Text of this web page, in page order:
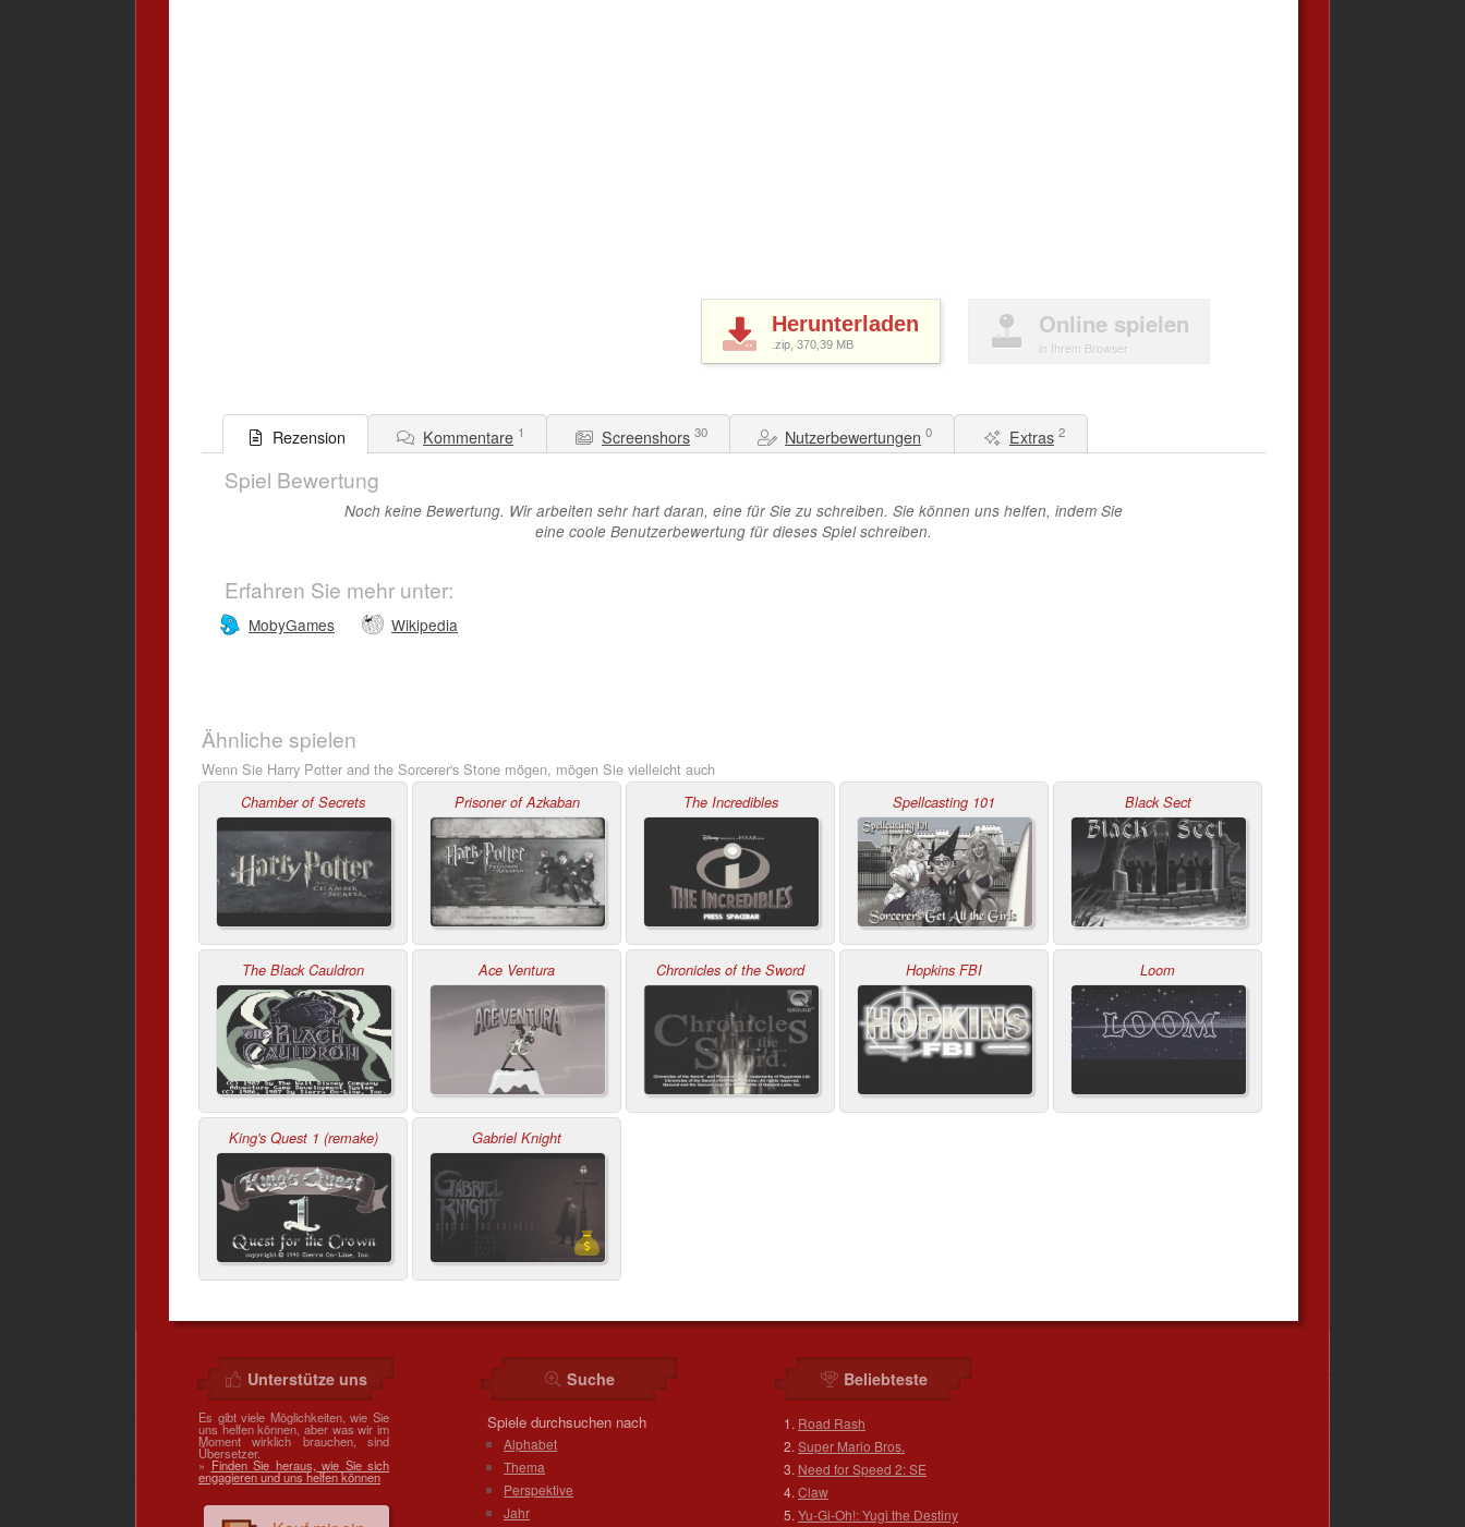
Herunterladen
.zip, 370,39 MB
Online spielen
in Ihrem Browser
Rezension Kommentare 1 Screenshors 30 Nutzerbewertungen 0 Extras 2
Spiel Bewertung
Noch keine Bewertung. Wir arbeiten sehr hart daran, eine für Sie zu schreiben. Sie können uns helfen, indem Sie
eine coole Benutzerbewertung für dieses Spiel schreiben.
Erfahren Sie mehr unter:
MobyGames Wikipedia
Ähnliche spielen
Wenn Sie Harry Potter and the Sorcerer's Stone mögen, mögen Sie vielleicht auch
Chamber of Secrets Prisoner of Azkaban The Incredibles Spellcasting 101 Black Sect
The Black Cauldron Ace Ventura Chronicles of the Sword Hopkins FBI Loom
King's Quest 1 (remake) Gabriel Knight
Unterstütze uns
Es gibt viele Möglichkeiten, wie Sie
uns helfen können, aber was wir im
Moment wirklich brauchen, sind
Übersetzer.
» Finden Sie heraus, wie Sie sich
engagieren und uns helfen können
Suche
Spiele durchsuchen nach
Alphabet
Thema
Perspektive
Jahr
Beliebteste
Road Rash
Super Mario Bros.
Need for Speed 2: SE
Claw
Yu-Gi-Oh!: Yugi the Destiny